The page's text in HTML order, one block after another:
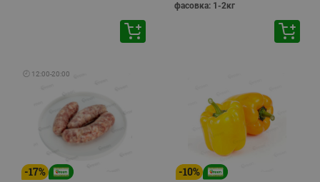
фасовка: 1-2кг
🕘 12:00-20:00
-17% -10%